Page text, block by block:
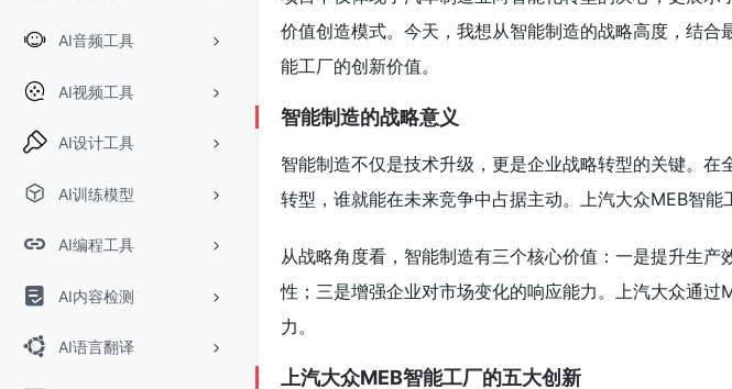
AI音频工具
AI视频工具
AI设计工具
AI训练模型
AI编程工具
AI内容检测
AI语言翻译
价值创造模式。今天，我想从智能制造的战略高度，结
能工厂的创新价值。
智能制造的战略意义
智能制造不仅是技术升级，更是企业战略转型的关键。
转型，谁就能在未来竞争中占据主动。上汽大众MEB智能
从战略角度看，智能制造有三个核心价值：一是提升生
性；三是增强企业对市场变化的响应能力。上汽大众通
力。
上汽大众MEB智能工厂的五大创新